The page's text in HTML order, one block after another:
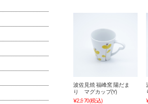
波佐見焼 福峰窯 陽だま
り マグカップ(Y)
¥2,970(税込)